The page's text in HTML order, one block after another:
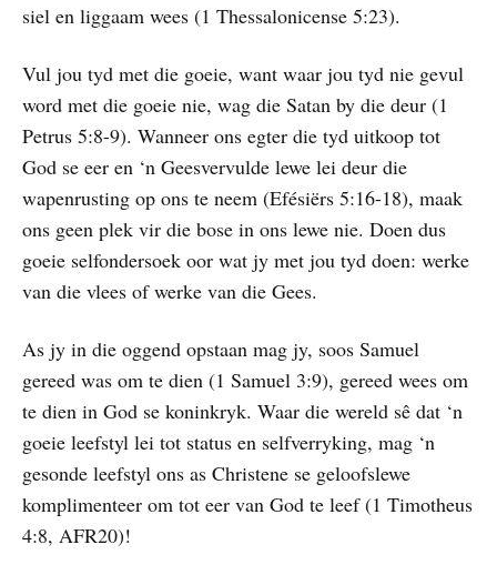
siel en liggaam wees (1 Thessalonicense 5:23).
Vul jou tyd met die goeie, want waar jou tyd nie gevul
word met die goeie nie, wag die Satan by die deur (1
Petrus 5:8-9). Wanneer ons egter die tyd uitkoop tot
God se eer en ‘n Geesvervulde lewe lei deur die
wapenrusting op ons te neem (Efésiërs 5:16-18), maak
ons geen plek vir die bose in ons lewe nie. Doen dus
goeie selfondersoek oor wat jy met jou tyd doen: werke
van die vlees of werke van die Gees.
As jy in die oggend opstaan mag jy, soos Samuel
gereed was om te dien (1 Samuel 3:9), gereed wees om
te dien in God se koninkryk. Waar die wereld sê dat ‘n
goeie leefstyl lei tot status en selfverryking, mag ‘n
gesonde leefstyl ons as Christene se geloofslewe
komplimenteer om tot eer van God te leef (1 Timotheus
4:8, AFR20)!